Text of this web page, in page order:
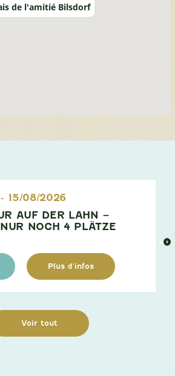
de l'amitié Bilsdorf
AUF DER LAHN –
NOCH 4 PLÄTZE
- 15/08/2026
Plus d'infos
Voir tout